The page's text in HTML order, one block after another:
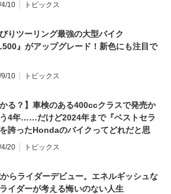
10 トピックス
りツーリング最強の大型バイク
』がアップグレード！新色にも注目で
10 トピックス
かる？】車検のある400ccクラスで発売か
4年……だけど2024年まで『ベストセラ
誇ったHondaのバイクってどれだと思
20 トピックス
らライダーデビュー。エネルギッシュな
イダーが考える悔いのない人生